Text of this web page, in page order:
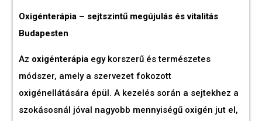
Oxigénterápia – sejtszintű megújulás és vitalitás
Budapesten
Az oxigénterápia egy korszerű és természetes
módszer, amely a szervezet fokozott
oxigénellátására épül. A kezelés során a sejtekhez a
szokásosnál jóval nagyobb mennyiségű oxigén jut el,